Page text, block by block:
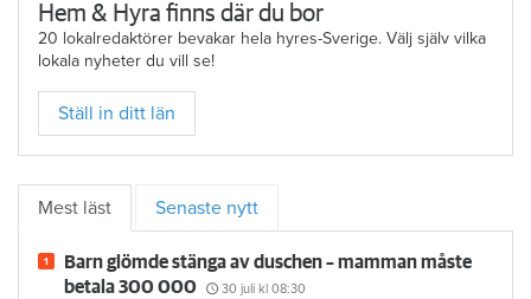
Hem & Hyra finns där du bor
20 lokalredaktörer bevakar hela hyres-Sverige. Välj själv vilka
lokala nyheter du vill se!
Ställ in ditt län
Mest läst Senaste nytt
Barn glömde stänga av duschen – mamman måste
betala 300 000
30 juli kl 08:30